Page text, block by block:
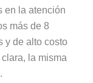
en la atención
más de 8
y de alto costo
la misma